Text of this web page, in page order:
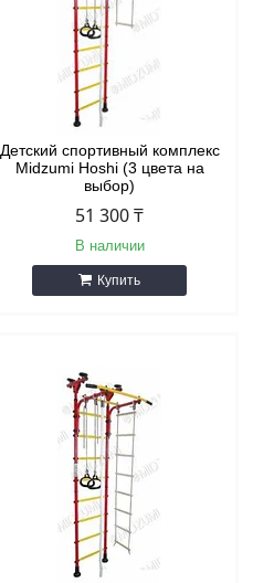
Детский спортивный комплекс
Midzumi Hoshi (3 цвета на
выбор)
51 300 ₸
В наличии
Купить